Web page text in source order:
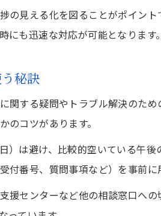
多言語マニュアルで
現場で役立つ多言語
の見える化を図ることがポイン
も迅速な対応が可能となります。
秘訣
関する疑問やトラブル解決のた
のコツがあります。
）は避け、比較的空いている午
番号、質問事項など）を事前に
援センターなど他の相談窓口へ
お問い合
お問い合